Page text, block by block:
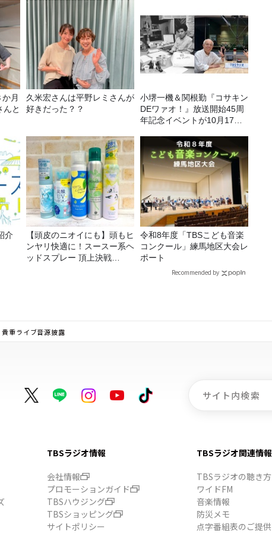
んと
久米宏さんは平野レミさんが
好きだった？？
小堺一機＆関根勤『コサキン
DEワァオ！』放送開始45周
年記念イベントが10月17日
FC先行受付スタート！
介
【頭皮のニオイにも】頭もヒ
ンヤリ快適に！スースー系ヘ
ッドスプレー 頂上決戦
令和8年度「TBSこども音楽
コンクール」練馬地区大会レ
ポート
Recommended by
重ライブ音源披露
TBSラジオ情報
会社情報
プロモーションガイド
TBSハウジング
TBSショッピング
サイトポリシー
TBSラジオ関連情報
TBSラジオの聴き方
ワイドFM
音楽情報
防災メモ
点字番組表のご提供